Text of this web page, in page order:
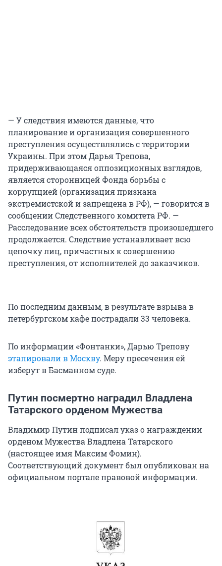
— У следствия имеются данные, что
планирование и организация совершенного
преступления осуществлялись с территории
Украины. При этом Дарья Трепова,
придерживающаяся оппозиционных взглядов,
является сторонницей Фонда борьбы с
коррупцией (организация признана
экстремистской и запрещена в РФ), — говорится в
сообщении Следственного комитета РФ. —
Расследование всех обстоятельств произошедшего
продолжается. Следствие устанавливает всю
цепочку лиц, причастных к совершению
преступления, от исполнителей до заказчиков.
По последним данным, в результате взрыва в
петербургском кафе пострадали 33 человека.
По информации «Фонтанки», Дарью Трепову
этапировали в Москву. Меру пресечения ей
изберут в Басманном суде.
Путин посмертно наградил Владлена
Татарского орденом Мужества
Владимир Путин подписал указ о награждении
орденом Мужества Владлена Татарского
(настоящее имя Максим Фомин).
Соответствующий документ был опубликован на
официальном портале правовой информации.